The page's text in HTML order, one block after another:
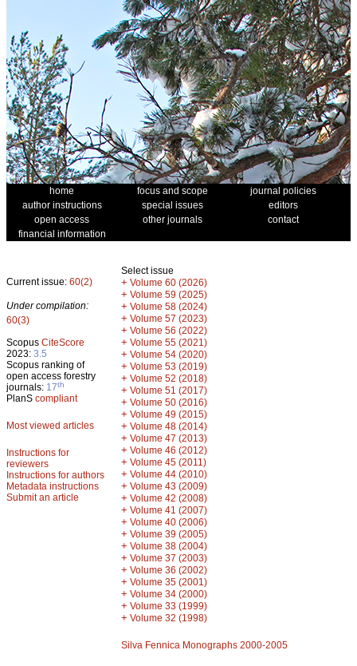
home focus and scope
journal policies
author instructions
special issues
editors
open access
other journals
contact
financial information
Current issue: 60(2)
Under compilation:
60(3)
Scopus CiteScore
2023: 3.5
Scopus ranking of
open access forestry
journals: 17th
PlanS compliant
Most viewed articles
Instructions for
reviewers
Instructions for authors
Metadata instructions
Submit an article
Select issue
+ Volume 60 (2026)
+ Volume 59 (2025)
+ Volume 58 (2024)
+ Volume 57 (2023)
+ Volume 56 (2022)
+ Volume 55 (2021)
+ Volume 54 (2020)
+ Volume 53 (2019)
+ Volume 52 (2018)
+ Volume 51 (2017)
+ Volume 50 (2016)
+ Volume 49 (2015)
+ Volume 48 (2014)
+ Volume 47 (2013)
+ Volume 46 (2012)
+ Volume 45 (2011)
+ Volume 44 (2010)
+ Volume 43 (2009)
+ Volume 42 (2008)
+ Volume 41 (2007)
+ Volume 40 (2006)
+ Volume 39 (2005)
+ Volume 38 (2004)
+ Volume 37 (2003)
+ Volume 36 (2002)
+ Volume 35 (2001)
+ Volume 34 (2000)
+ Volume 33 (1999)
+ Volume 32 (1998)
Silva Fennica Monographs 2000-2005